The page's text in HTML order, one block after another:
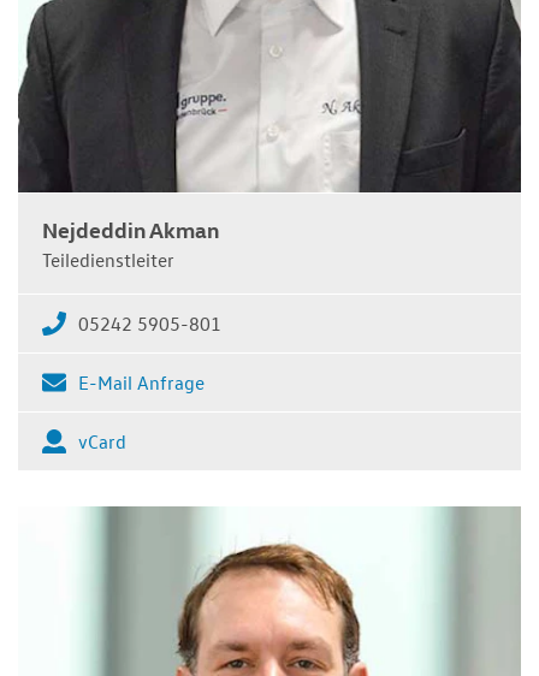
Nejdeddin Akman
Teiledienstleiter
05242 5905-801
E-Mail Anfrage
vCard